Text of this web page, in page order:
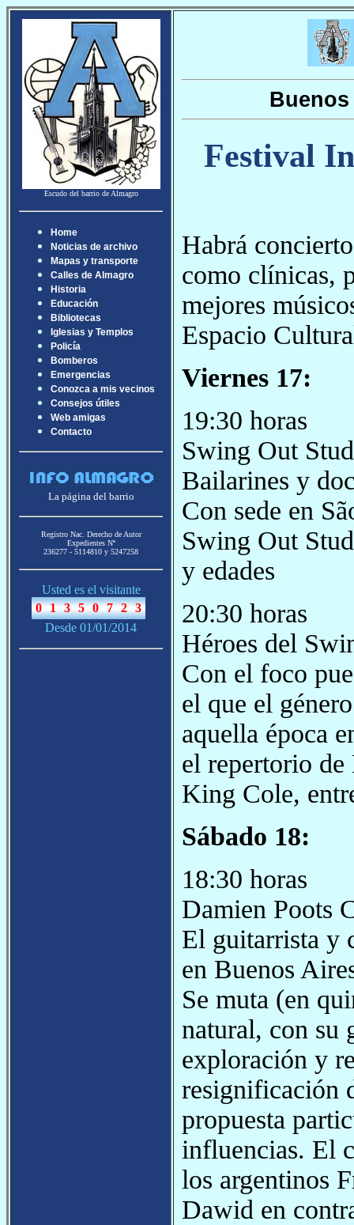
Escudo del barrio de Almagro
Home
Noticias de archivo
Mapas y transporte
Calles de Almagro
Historia
Educación
Bibliotecas
Iglesias y Templos
Policía
Bomberos
Emergencias
Conozca a mis vecinos
Consejos útiles
Web amigas
Contacto
La página del barrio
Registro Nac. Derecho de Autor
Expedientes Nª
236277 - 5114810 y 5247258
Usted es el visitante
Desde 01/01/2014
Buenos
Festival
Habrá
como clínicas,
mejores
Espacio
Viernes 17:
19:30 horas
Swing Out
Bailarines y
Con sede en
Swing Out
y edades
20:30 horas
Héroes del
Con el foco
el que el
aquella época
el repertorio
King Cole,
Sábado 18:
18:30 horas
Damien Poots
El guitarrista y
en Buenos
Se muta (en
natural, con su
exploración y
resignificación
propuesta
influencias. El
los argentinos
Dawid en